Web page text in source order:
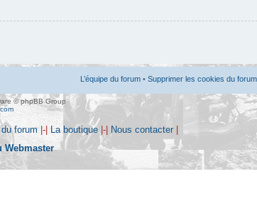
L’équipe du forum • Supprimer les cookies du forum
© phpBB Group
forum |-| La boutique |-| Nous contacter |
Webmaster